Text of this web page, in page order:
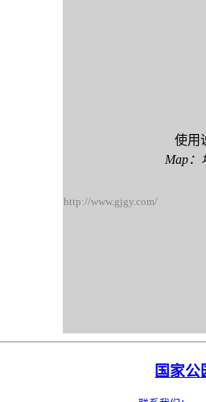
使用
Map：
http://www.gjgy.com/
国家